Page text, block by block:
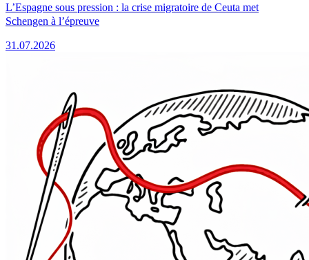
L’Espagne sous pression : la crise migratoire de Ceuta met
Schengen à l’épreuve
31.07.2026